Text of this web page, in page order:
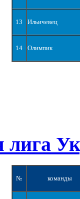
13 Ильичевец
14 Олимпик
лига
№ команды